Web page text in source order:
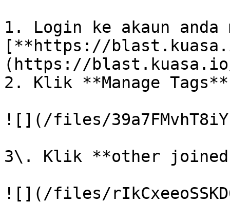
1. Login ke akaun anda
[**https://
(https://
2. Klik **Manage
![](/files/
3\. Klik **other
![](/files/